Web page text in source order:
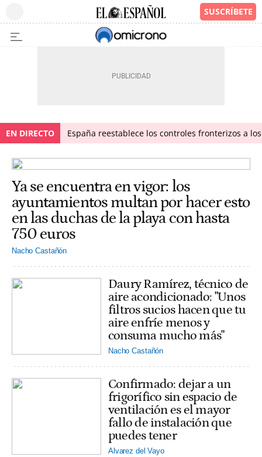
EN DIRECTO España reestablece los controles fronterizos a
Ya se encuentra en vigor: los
ayuntamientos multan por hacer esto
en las duchas de la playa con hasta
750 euros
Nacho Castañón
Daury Ramírez, técnico de
aire acondicionado: "Unos
filtros sucios hacen que tu
aire enfríe menos y
consuma mucho más"
Nacho Castañón
Confirmado: dejar a un
frigorífico sin espacio de
ventilación es el mayor
fallo de instalación que
puedes tener
Alvarez del Vayo